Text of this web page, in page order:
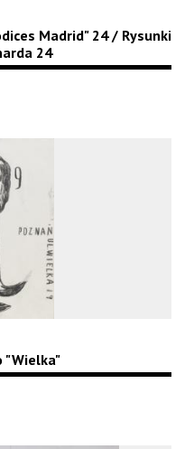
Madrid" 24 / Rysunki
24
"Wielka"